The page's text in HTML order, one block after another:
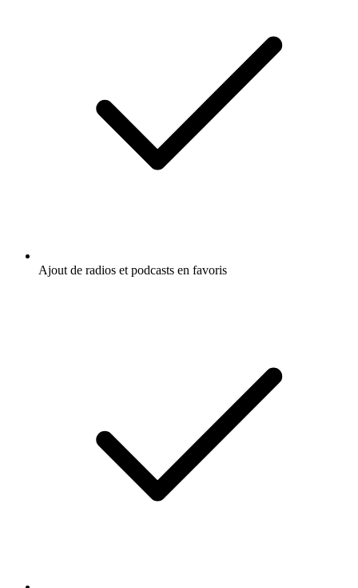
Ajout de radios et podcasts en favoris